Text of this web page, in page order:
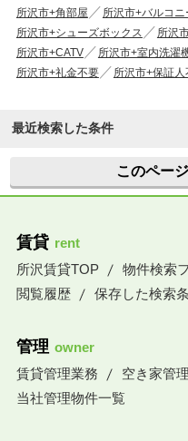
所沢市+角部屋
所沢市+バルコニ
所沢市+シューズボックス
所沢
所沢市+CATV
所沢市+室内洗濯
所沢市+礼金不要
所沢市+保証人
最近検索した条件
このペー
賃貸 rent
所沢賃貸TOP
物件検索
閲覧履歴
保存した検索
管理 owner
賃貸管理業務
空き家管理
当社管理物件一覧